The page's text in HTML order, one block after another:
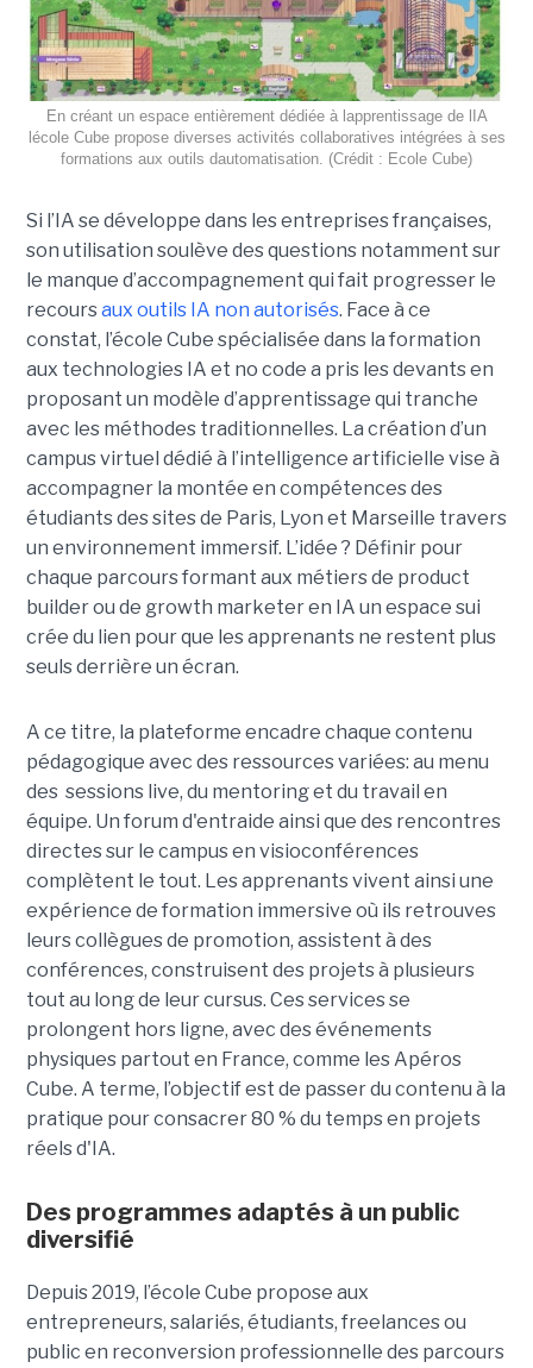
En créant un espace entièrement dédiée à lapprentissage de lIA
lécole Cube propose diverses activités collaboratives intégrées à ses
formations aux outils dautomatisation. (Crédit : Ecole Cube)
Si l’IA se développe dans les entreprises françaises,
son utilisation soulève des questions notamment sur
le manque d’accompagnement qui fait progresser le
recoursaux outils IA non autorisés. Face à ce
constat, l’école Cube spécialisée dans la formation
aux technologies IA et no code a pris les devants en
proposant un modèle d’apprentissage qui tranche
avec les méthodes traditionnelles. La création d’un
campus virtuel dédié à l’intelligence artificielle vise à
accompagner la montée en compétences des
étudiants des sites de Paris, Lyon et Marseille travers
un environnement immersif. L’idée ? Définir pour
chaque parcours formant aux métiers de product
builder ou de growth marketer en IA un espace sui
crée du lien pour que les apprenants ne restent plus
seuls derrière un écran.
A ce titre, la plateforme encadre chaque contenu
pédagogique avec des ressources variées: au menu
des sessions live, du mentoring et du travail en
équipe. Un forum d'entraide ainsi que des rencontres
directes sur le campus en visioconférences
complètent le tout. Les apprenants vivent ainsi une
expérience de formation immersive où ils retrouves
leurs collègues de promotion, assistent à des
conférences, construisent des projets à plusieurs
tout au long de leur cursus. Ces services se
prolongent hors ligne, avec des événements
physiques partout en France, comme les Apéros
Cube. A terme, l’objectif est de passer du contenu à la
pratique pour consacrer 80 % du temps en projets
réels d'IA.
Des programmes adaptés à un public
diversifié
Depuis 2019, l’école Cube propose aux
entrepreneurs, salariés, étudiants, freelances ou
public en reconversion professionnelle des parcours